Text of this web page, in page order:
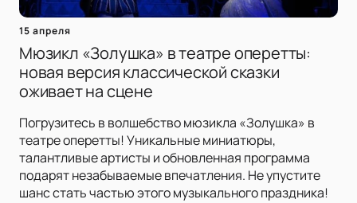
15 апреля
Мюзикл «Золушка» в театре оперетты:
новая версия классической сказки
оживает на сцене
Погрузитесь в волшебство мюзикла «Золушка» в
театре оперетты! Уникальные миниатюры,
талантливые артисты и обновленная программа
подарят незабываемые впечатления. Не упустите
шанс стать частью этого музыкального праздника!